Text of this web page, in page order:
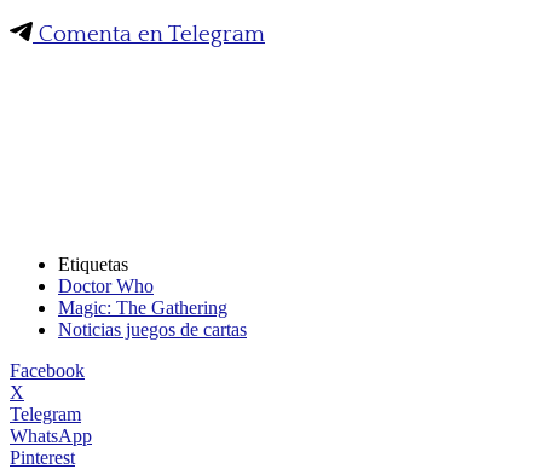
Comenta en Telegram
Etiquetas
Doctor Who
Magic: The Gathering
Noticias juegos de cartas
Facebook
X
Telegram
WhatsApp
Pinterest